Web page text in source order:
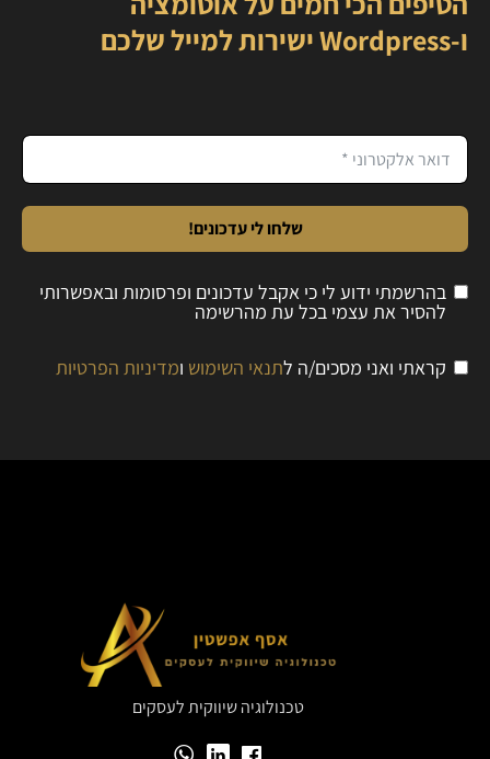
ו-Wordpress ישירות למייל שלכם
שלחו לי עדכונים!
בהרשמתי ידוע לי כי אקבל עדכונים ופרסומות ובאפשרותי
להסיר את עצמי בכל עת מהרשימה
קראתי ואני מסכים/ה לתנאי השימוש ומדיניות הפרטיות
טכנולוגיה שיווקית לעסקים